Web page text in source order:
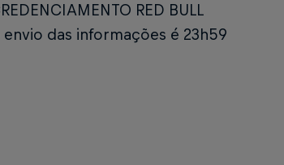
RED BULL
envio das informações é 23h59